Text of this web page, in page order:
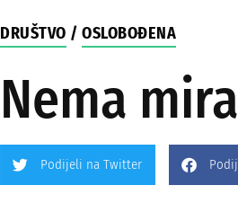
DRUŠTVO /OSLOBOĐENA
Nema
Podijeli na Twitter